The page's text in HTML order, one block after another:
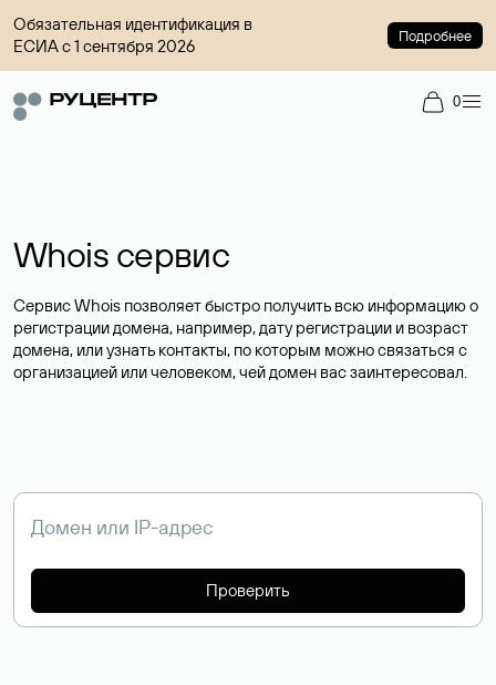
Обязательная идентификация в
ЕСИА с 1 сентября 2026
Подробнее
0
Whois сервис
Сервис Whois позволяет быстро получить всю информацию о
регистрации домена, например, дату регистрации и возраст
домена, или узнать контакты, по которым можно связаться с
организацией или человеком, чей домен вас заинтересовал.
Проверить